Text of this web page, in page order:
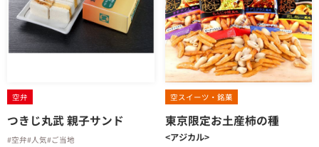
空弁
つきじ丸武 親子サンド
#空弁#人気#ご当地
空スイーツ・銘菓
東京限定お土産柿の種
<アジカル>